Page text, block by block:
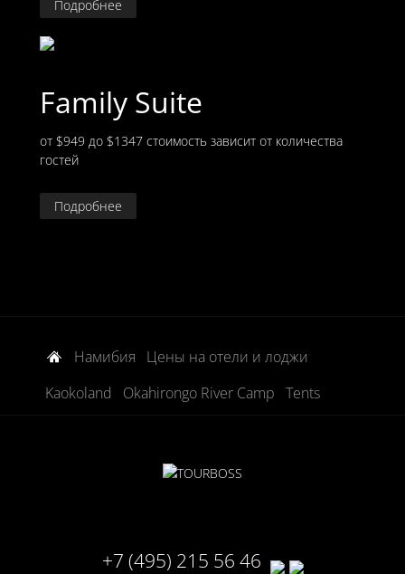
Подробнее
Family Suite
от $949 до $1347 стоимость зависит от количества
гостей
Подробнее
Намибия
Цены на отели и лоджи
Kaokoland
Okahirongo River Camp Tents
+7 (495) 215 56 46